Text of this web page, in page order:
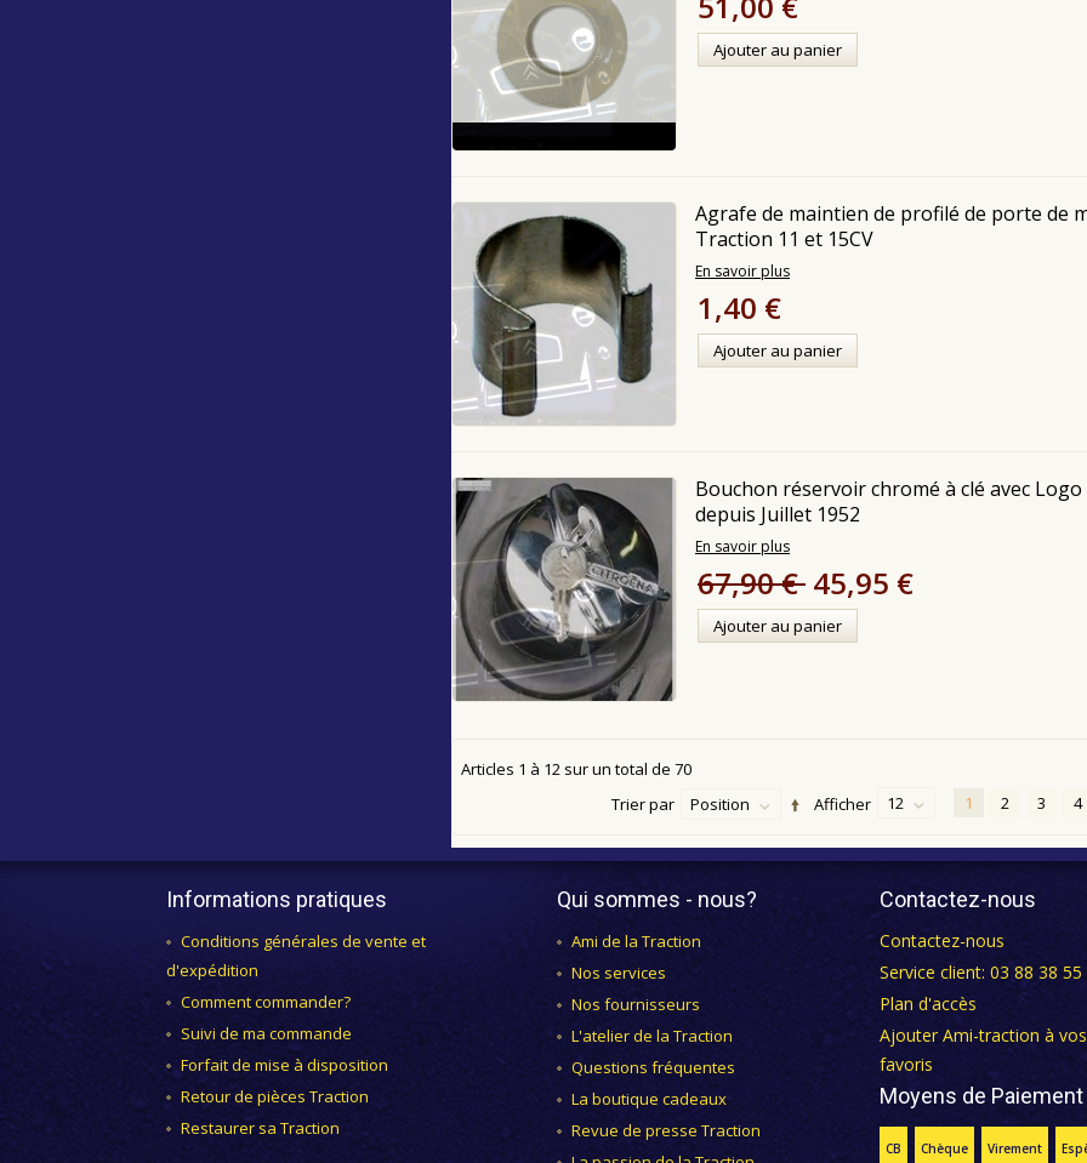
Ajouter au panier
Agrafe de maintien de profilé de porte de
Traction 11 et 15CV
En savoir plus
1,40 €
Ajouter au panier
Bouchon réservoir chromé à clé avec
depuis Juillet 1952
En savoir plus
67,90 € 45,95 €
Ajouter au panier
Articles 1 à 12 sur un total de 70
1
2 3 4
Afficher 12
Trier par Position
Informations pratiques
Conditions générales de vente et
d'expédition
Comment commander?
Suivi de ma commande
Forfait de mise à disposition
Retour de pièces Traction
Restaurer sa Traction
Qui sommes - nous?
Ami de la Traction
Nos services
Nos fournisseurs
L'atelier de la Traction
Questions fréquentes
La boutique cadeaux
Revue de presse Traction
Contactez-nous
Contactez-nous
Service client: 03 88 38 55
Plan d'accès
Ajouter Ami-traction à vos
favoris
Moyens de Paiement
CB Chèque Virement